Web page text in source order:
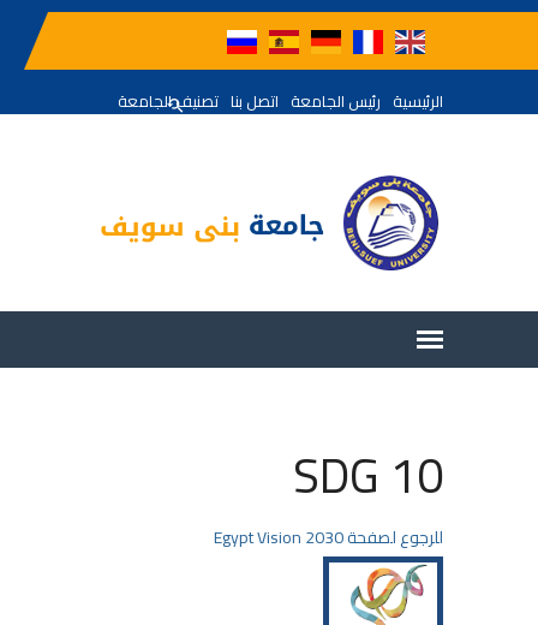
الرئيسية رئيس الجامعة اتصل بنا تصنيف الجامعة
SDG 10
للرجوع لصفحة Egypt Vision 2030